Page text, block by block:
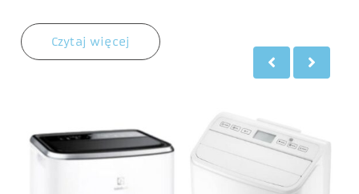
Czytaj więcej